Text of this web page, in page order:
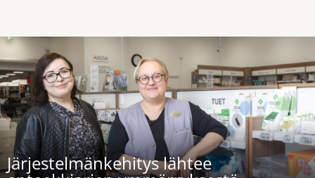
Järjestelmänkehitys lähtee